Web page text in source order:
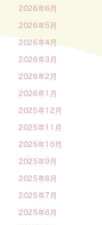
2026年6月
2026年5月
2026年4月
2026年3月
2026年2月
2026年1月
2025年12月
2025年11月
2025年10月
2025年9月
2025年8月
2025年7月
2025年6月